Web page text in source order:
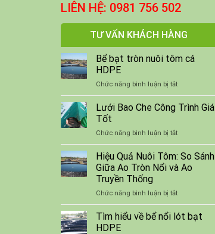
LIÊN HỆ: 0981 756 502
TƯ VẤN KHÁCH HÀNG
Bể bạt tròn nuôi tôm cá
HDPE
Chức năng bình luận bị tắtở
Bể
bạt
tôm
cá
HDPE
Lưới Bao Che Công Trình Giá
Tốt
Chức năng bình luận bị tắtở
Lưới
Bao
Che
Công
Giá
Tốt
Hiệu Quả Nuôi Tôm: So Sánh
Giữa Ao Tròn Nổi và Ao
Truyền Thống
Chức năng bình luận bị tắtở
Hiệu
Quả
Tìm hiểu về bể nổi lót bạt
HDPE